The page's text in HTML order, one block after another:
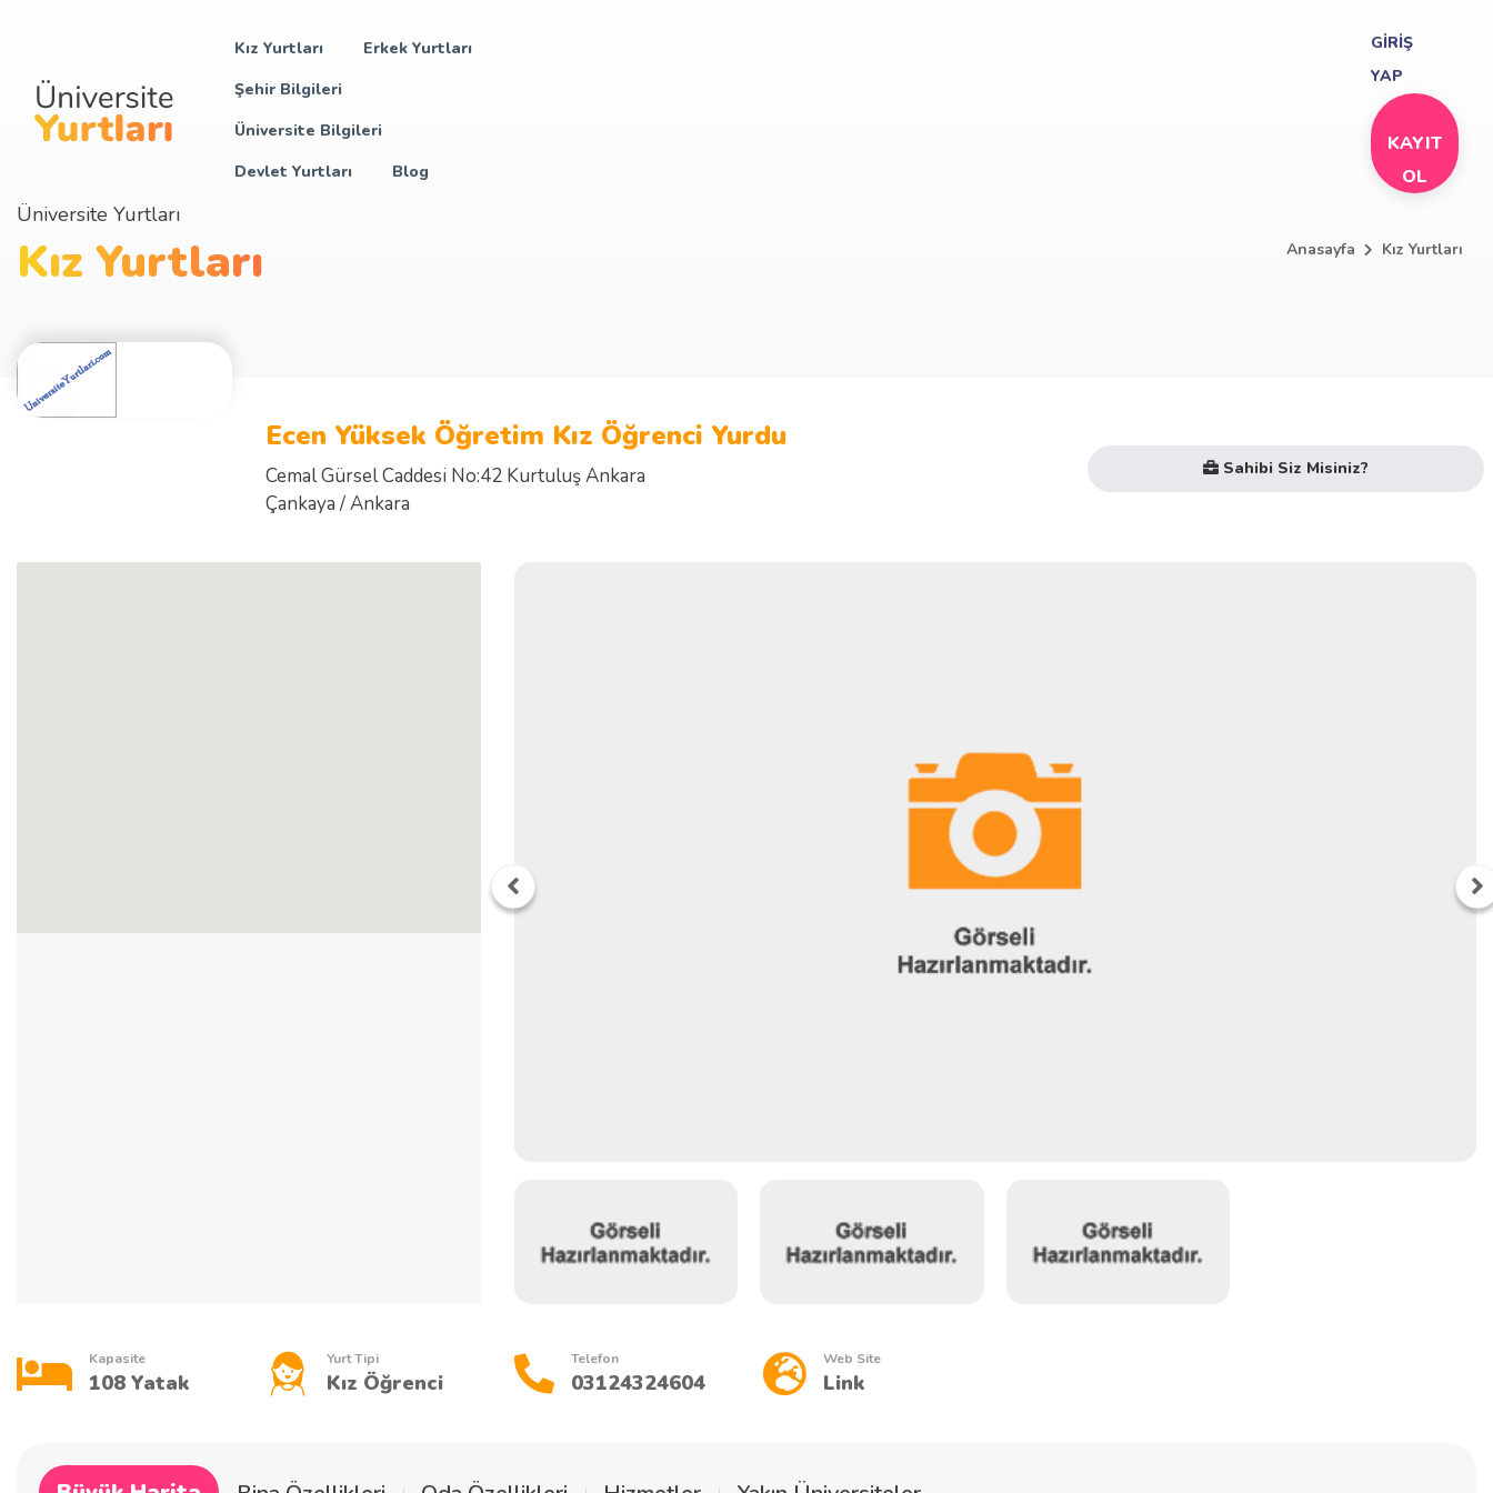
Kız Yurtları
Erkek Yurtları
Şehir Bilgileri
Üniversite Bilgileri
Devlet Yurtları
Blog
GİRİŞ
YAP
KAYIT
OL
Üniversite Yurtları
Kız Yurtları Anasayfa Kız Yurtları
Ecen Yüksek Öğretim Kız Öğrenci Yurdu
Cemal Gürsel Caddesi No:42 Kurtuluş Ankara
Çankaya / Ankara
Sahibi Siz Misiniz?
Kapasite
108 Yatak
Yurt Tipi
Kız Öğrenci
Telefon
03124324604
Web Site
Link